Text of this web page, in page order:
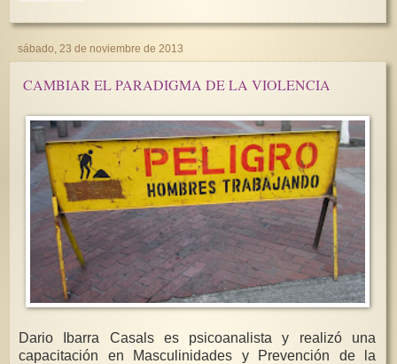
sábado, 23 de noviembre de 2013
CAMBIAR EL PARADIGMA DE LA VIOLENCIA
Dario Ibarra Casals es psicoanalista y realizó una
capacitación en Masculinidades y Prevención de la